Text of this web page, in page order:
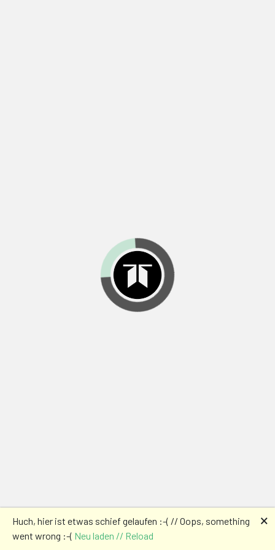
Huch, hier ist etwas schief gelaufen :-( // Oops, something
went wrong :-( Neu laden // Reload
🗙